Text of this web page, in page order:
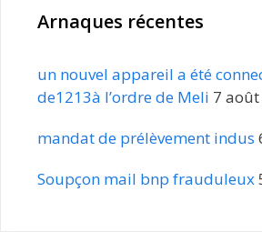
Arnaques récentes
un nouvel appareil a été
de1213à l’ordre de Meli 7
mandat de prélèvement indus
Soupçon mail bnp frauduleux